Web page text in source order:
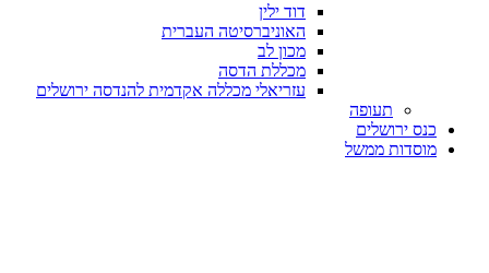
דוד ילין
האוניברסיטה העברית
מכון לב
מכללת הדסה
עזריאלי מכללה אקדמית להנדסה ירושלים
תעופה
כנס ירושלים
מוסדות ממשל